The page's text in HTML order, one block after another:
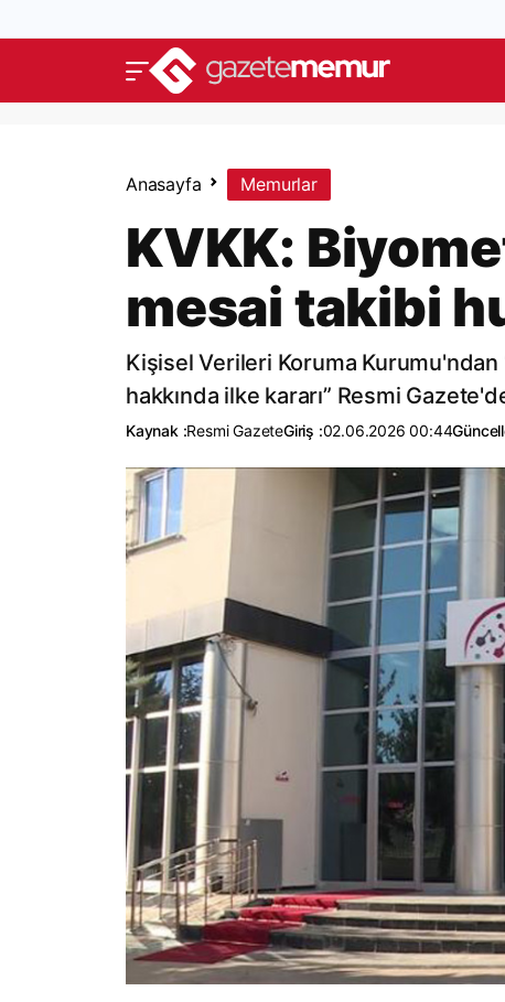
Anasayfa Memurlar
KVKK:
mesai takibi
Kişisel Verileri Koruma
hakkında ilke kararı” Resmi
Kaynak :Resmi GazeteGiriş :02.06.2026 00:44